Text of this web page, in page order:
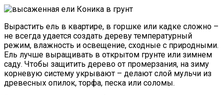
Вырастить ель в квартире, в горшке или кадке сложно –
не всегда удается создать дереву температурный
режим, влажность и освещение, сходные с природными.
Ель лучше выращивать в открытом грунте или зимнем
саду. Чтобы защитить дерево от промерзания, на зиму
корневую систему укрывают – делают слой мульчи из
древесных опилок, торфа, песка или соломы.